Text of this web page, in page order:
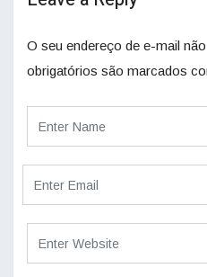
O seu endereço de e-mail
obrigatórios são marcados